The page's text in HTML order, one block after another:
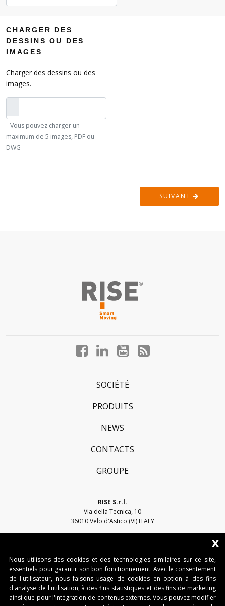
CHARGER DES
DESSINS OU DES
IMAGES
Charger des dessins ou des
images.
Vous pouvez charger un
maximum de 5 images, PDF ou
DWG
SUIVANT
FacebookLinkedInYouTubeBlog
SOCIÉTÉ
PRODUITS
NEWS
CONTACTS
GROUPE
RISE S.r.l.
Via della Tecnica, 10
36010 Velo d'Astico (VI) ITALY
x
Nous utilisons des cookies et des technologies similaires sur ce site,
essentiels pour garantir son bon fonctionnement. Avec le consentement
de l'utilisateur, nous faisons usage de cookies en option à des fins
d'analyse de l'utilisation, à des fins statistiques et des fins de marketing
ainsi que pour l'intégration de contenus externes. Vous pouvez modifier